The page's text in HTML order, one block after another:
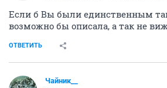
Если б Вы были единственным
возможно бы описала, а так не
ОТВЕТИТЬ
Чайник__